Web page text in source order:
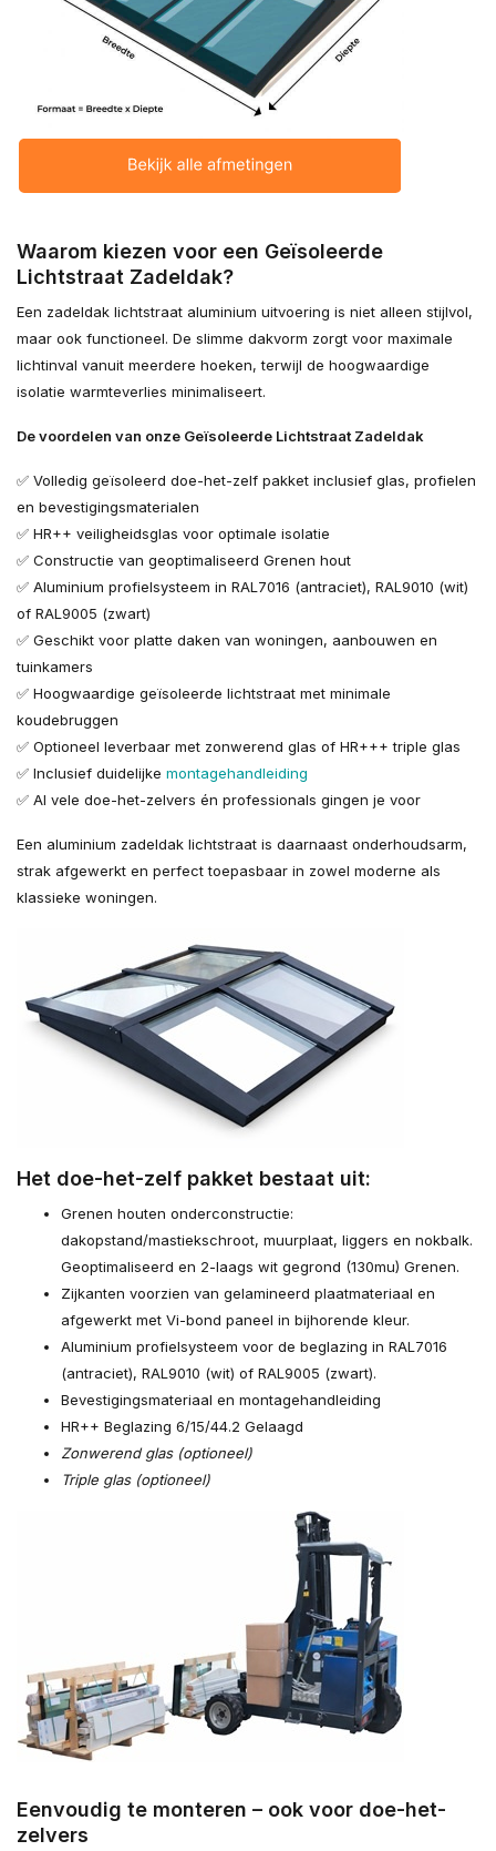
Waarom kiezen voor een Geïsoleerde
Lichtstraat Zadeldak?
Een zadeldak lichtstraat aluminium uitvoering is niet alleen stijlvol,
maar ook functioneel. De slimme dakvorm zorgt voor maximale
lichtinval vanuit meerdere hoeken, terwijl de hoogwaardige
isolatie warmteverlies minimaliseert.
De voordelen van onze Geïsoleerde Lichtstraat Zadeldak
✅ Volledig geïsoleerd doe-het-zelf pakket inclusief glas, profielen
en bevestigingsmaterialen
✅ HR++ veiligheidsglas voor optimale isolatie
✅ Constructie van geoptimaliseerd Grenen hout
✅ Aluminium profielsysteem in RAL7016 (antraciet), RAL9010 (wit)
of RAL9005 (zwart)
✅ Geschikt voor platte daken van woningen, aanbouwen en
tuinkamers
✅ Hoogwaardige geïsoleerde lichtstraat met minimale
koudebruggen
✅ Optioneel leverbaar met zonwerend glas of HR+++ triple glas
✅ Inclusief duidelijke montagehandleiding
✅ Al vele doe-het-zelvers én professionals gingen je voor
Een aluminium zadeldak lichtstraat is daarnaast onderhoudsarm,
strak afgewerkt en perfect toepasbaar in zowel moderne als
klassieke woningen.
Het doe-het-zelf pakket bestaat uit:
Grenen houten onderconstructie:
dakopstand/mastiekschroot, muurplaat, liggers en nokbalk.
Geoptimaliseerd en 2-laags wit gegrond (130mu) Grenen.
Zijkanten voorzien van gelamineerd plaatmateriaal en
afgewerkt met Vi-bond paneel in bijhorende kleur.
Aluminium profielsysteem voor de beglazing in RAL7016
(antraciet), RAL9010 (wit) of RAL9005 (zwart).
Bevestigingsmateriaal en montagehandleiding
HR++ Beglazing 6/15/44.2 Gelaagd
Zonwerend glas (optioneel)
Triple glas (optioneel)
Eenvoudig te monteren – ook voor doe-het-
zelvers